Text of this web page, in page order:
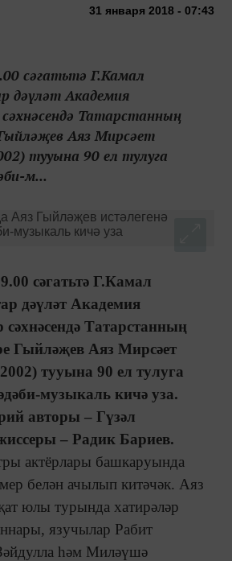
31 января 2018 - 07:43
сәгатьтә Г.Камал
дәүләт Академия
Татарстанның
Аяз Мирсәет
тууына 90 ел тулуга
м...
сәгатьтә Г.Камал
дәүләт Академия
Татарстанның
Гыйләҗев Аяз Мирсәет
тууына 90 ел тулуга
музыкаль кичә уза.
авторы – Гүзәл
– Радик Бариев.
актёрлары башкаруында
белән ачылып китәчәк. Аяз
юлы турында хатирәләр
язучылар Рабит
һәм Миләүшә